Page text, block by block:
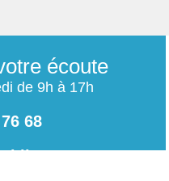
écoute
de 9h à 17h
68